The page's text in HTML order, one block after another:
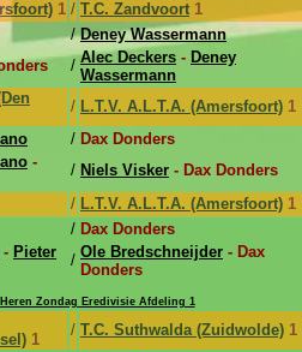
1 / T.C. Zandvoort 1
/ Deney Wassermann
/ Alec Deckers - Deney
Wassermann
/ L.T.V. A.L.T.A. (Amersfoort) 1
/ Dax Donders
-
/ Niels Visker - Dax Donders
/ L.T.V. A.L.T.A. (Amersfoort) 1
/ Dax Donders
- Pieter
/ Ole Bredschneijder - Dax
Donders
Heren Zondag Eredivisie Afdeling 1
1
/ T.C. Suthwalda (Zuidwolde) 1